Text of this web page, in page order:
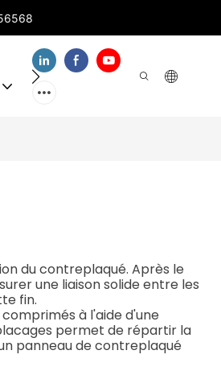
À PROPOS DE NOUS
du contreplaqué. Après le
une liaison solide entre les
fin.
à l'aide d'une
permet de répartir la
panneau de contreplaqué